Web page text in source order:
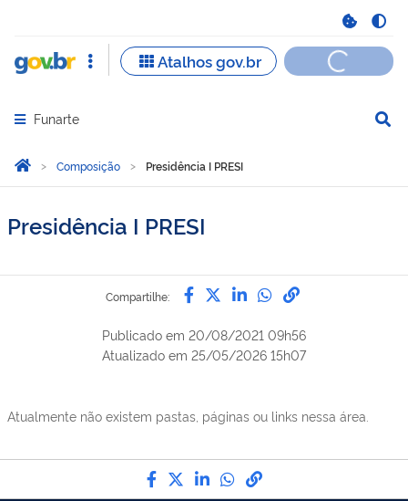
Abrir menu principal de navegação
Funarte
Você está aqui:
Página Inicial
Composição Presidência I PRESI
Presidência I PRESI
Compartilhe: Compartilhe por Facebook
Compartilhe por Twitter
Compartilhe por
Compartilhe
link para
Publicado em 20/08/2021 09h56
Atualizado em 25/05/2026 15h07
Atualmente não existem pastas, páginas ou links nessa área.
Compartilhe por Facebook
Compartilhe por Twitter
Compartilhe por
Compartilhe por
link para Copiar